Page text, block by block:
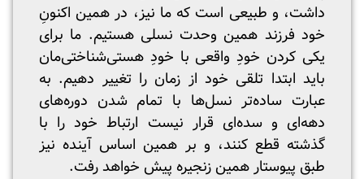
داشت، و طبیعی است که ما نیز، در همین اکنونِ
خود فرزند همین وحدت نسلی هستیم. ما برای
یکی کردن خودِ واقعی با خودِ هستی‌شناختی‌مان
باید ابتدا تلقی خود از زمان را تغییر دهیم. به
عبارت ساده‌تر نسل‌ها با تمام شدن دوره‌های
دهه‌ای و سده‌ای قرار نیست ارتباط خود را با
گذشته قطع کنند، و بر همین اساس آینده نیز
طبق پیوستار همین زنجیره پیش خواهد رفت.